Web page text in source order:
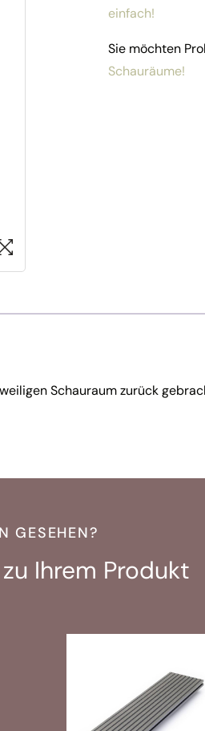
einfach!
Sie möchten
Schauräume!
Schauraum zurück
GESEHEN?
Ihrem Produkt